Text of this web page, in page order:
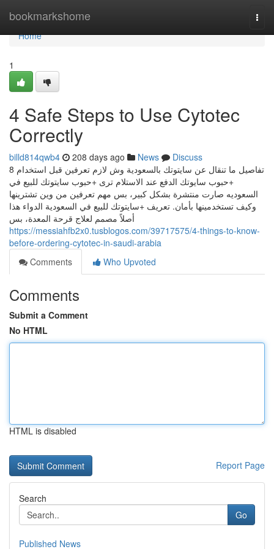
bookmarkshome
Home
Home
1
4 Safe Steps to Use Cytotec
Correctly
billd814qwb4 208 days ago News
Discuss
8 تفاصيل ما تنقال عن سايتوتك بالسعودية وش لازم تعرفين قبل استخدام
+حبوب سايوتك الدفع عند الاستلام ترى +حبوب سايتوتك للبيع في
السعوديه صارت منتشرة بشكل كبير، بس مهم تعرفين من وين تشترينها
وكيف تستخدمينها بأمان. تعريف +سايتوتك للبيع في السعودية الدواء هذا
أصلاً مصمم لعلاج قرحة المعدة، بس
https://messiahfb2x0.tusblogos.com/39717575/4-things-to-know-
before-ordering-cytotec-in-saudi-arabia
Comments
Who Upvoted
Comments
Submit a Comment
No HTML
HTML is disabled
Report Page
Search
Go
Published News